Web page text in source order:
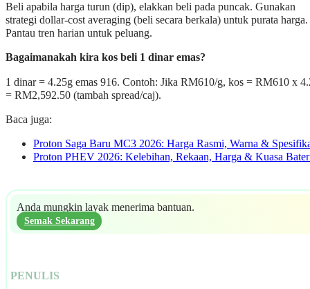
Beli apabila harga turun (dip), elakkan beli pada puncak. Gunakan
strategi dollar-cost averaging (beli secara berkala) untuk purata harga.
Pantau tren harian untuk peluang.
Bagaimanakah kira kos beli 1 dinar emas?
1 dinar = 4.25g emas 916. Contoh: Jika RM610/g, kos = RM610 x
= RM2,592.50 (tambah spread/caj).
Baca juga:
Proton Saga Baru MC3 2026: Harga Rasmi, Warna &
Proton PHEV 2026: Kelebihan, Rekaan, Harga & Kuasa
Anda mungkin layak menerima bantuan.
Semak Sekarang
PENULIS